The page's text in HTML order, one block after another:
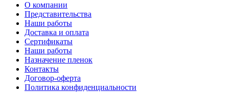
О компании
Представительства
Наши работы
Доставка и оплата
Сертификаты
Наши работы
Назначение пленок
Контакты
Договор-оферта
Политика конфиденциальности